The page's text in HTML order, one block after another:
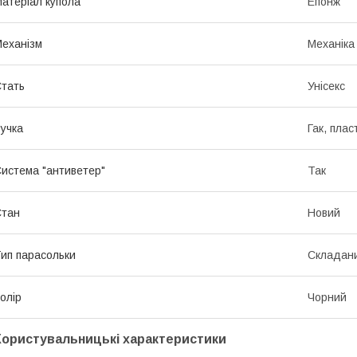
Механіка
Унісекс
Гак,
"антиветер" Так
Новий
парасольки
Чорний
характеристики